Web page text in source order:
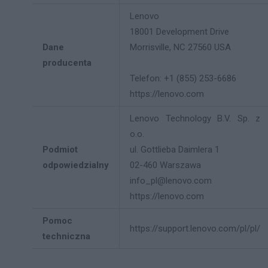
Dane
producenta
Lenovo
18001 Development Drive
Morrisville, NC 27560 USA
Telefon: +1 (855) 253-6686
https://lenovo.com
Podmiot
odpowiedzialny
Lenovo Technology B.V. Sp. z
o.o.
ul. Gottlieba Daimlera 1
02-460 Warszawa
info_pl@lenovo.com
https://lenovo.com
Pomoc
techniczna
https://support.lenovo.com/pl/pl/